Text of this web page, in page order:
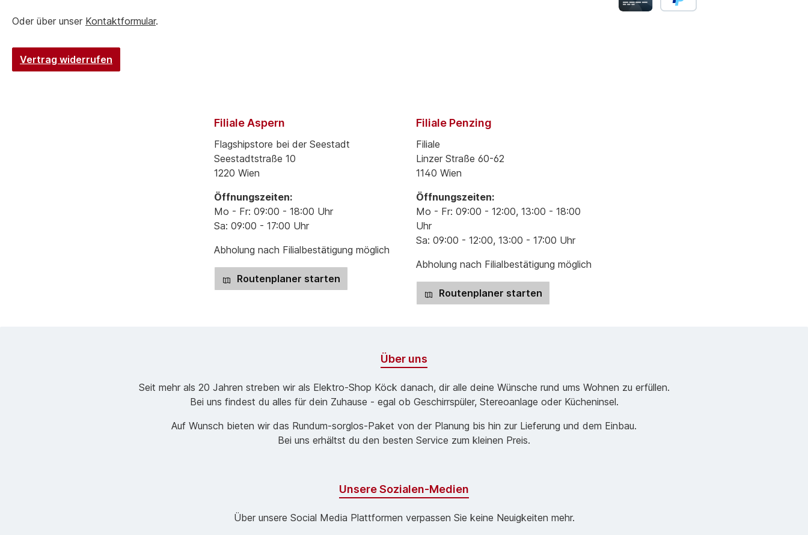
Oder über unser Kontaktformular.
Vertrag widerrufen
Filiale Aspern
Flagshipstore bei der Seestadt
Seestadtstraße 10
1220 Wien
Öffnungszeiten:
Mo - Fr: 09:00 - 18:00 Uhr
Sa: 09:00 - 17:00 Uhr
Abholung nach Filialbestätigung möglich
Routenplaner starten
Filiale Penzing
Filiale
Linzer Straße 60-62
1140 Wien
Öffnungszeiten:
Mo - Fr: 09:00 - 12:00, 13:00 - 18:00
Uhr
Sa: 09:00 - 12:00, 13:00 - 17:00 Uhr
Abholung nach Filialbestätigung möglich
Routenplaner starten
Über uns
Seit mehr als 20 Jahren streben wir als Elektro-Shop Köck danach, dir alle deine Wünsche rund ums Wohnen zu erfüllen.
Bei uns findest du alles für dein Zuhause - egal ob Geschirrspüler, Stereoanlage oder Kücheninsel.
Auf Wunsch bieten wir das Rund­um-sorg­los-Pa­ket von der Planung bis hin zur Lieferung und dem Einbau.
Bei uns erhältst du den besten Service zum kleinen Preis.
Unsere Sozialen-Medien
Über unsere Social Media Plattformen verpassen Sie keine Neuigkeiten mehr.